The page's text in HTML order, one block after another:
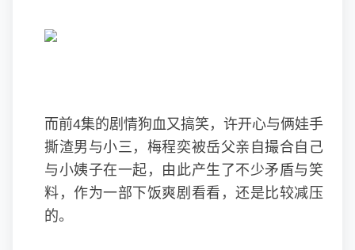
而前4集的剧情狗血又搞笑，许开心与俩娃手
撕渣男与小三，梅程奕被岳父亲自撮合自己
与小姨子在一起，由此产生了不少矛盾与笑
料，作为一部下饭爽剧看看，还是比较减压
的。